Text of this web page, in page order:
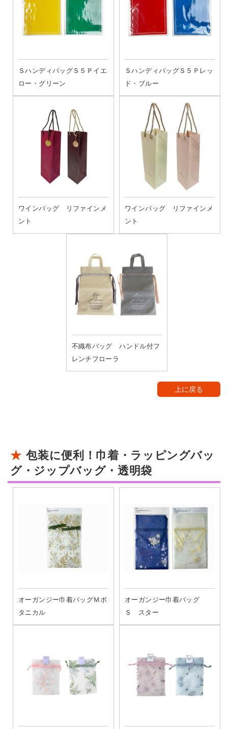
ＳハンディバッグＳ５Ｐイエ
ロー・グリーン
ＳハンディバッグＳ５Ｐレッ
ド・ブルー
ワインバッグ リファインメ
ント
ワインバッグ リファインメ
ント
不織布バッグ ハンドル付フ
レンチフローラ
上に戻る
包装に便利！巾着・ラッピングバッ
グ・ジップバッグ・透明袋
オーガンジー巾着バッグＭボ
タニカル
オーガンジー巾着バッグ
Ｓ スター